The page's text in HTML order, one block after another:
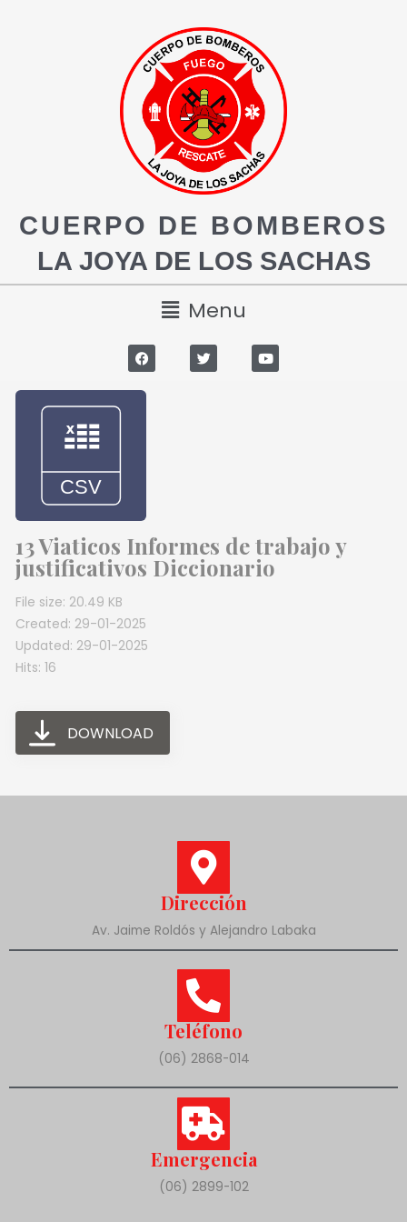
CUERPO DE BOMBEROS
LA JOYA DE LOS SACHAS
Menu
13 Viaticos Informes de trabajo y
justificativos Diccionario
File size: 20.49 KB
Created: 29-01-2025
Updated: 29-01-2025
Hits: 16
DOWNLOAD
Dirección
Av. Jaime Roldós y Alejandro Labaka
Teléfono
(06) 2868-014
Emergencia
(06) 2899-102